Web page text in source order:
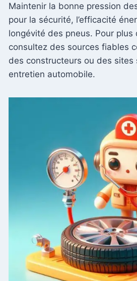
Maintenir la bonne pression
pour la sécurité, l’efficacité
longévité des pneus. Pour plus
consultez des sources fiables
des constructeurs ou des sites
entretien automobile.